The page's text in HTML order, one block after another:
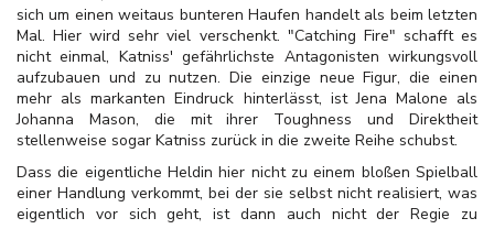
sich um einen weitaus bunteren Haufen handelt als beim letzten
Mal. Hier wird sehr viel verschenkt. "Catching Fire" schafft es
nicht einmal, Katniss' gefährlichste Antagonisten wirkungsvoll
aufzubauen und zu nutzen. Die einzige neue Figur, die einen
mehr als markanten Eindruck hinterlässt, ist Jena Malone als
Johanna Mason, die mit ihrer Toughness und Direktheit
stellenweise sogar Katniss zurück in die zweite Reihe schubst.
Dass die eigentliche Heldin hier nicht zu einem bloßen Spielball
einer Handlung verkommt, bei der sie selbst nicht realisiert, was
eigentlich vor sich geht, ist dann auch nicht der Regie zu